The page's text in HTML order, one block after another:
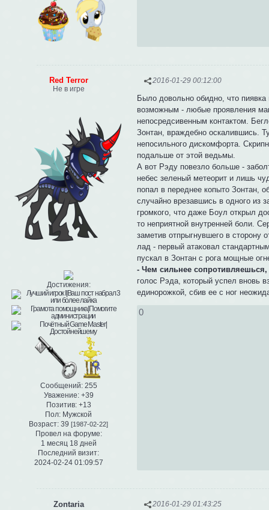
2016-01-29 00:12:00
Red Terror
Не в игре
Достижения:
Сообщений:255
Уважение: +39
Позитив: +13
Пол: Мужской
Возраст: 39 [1987-02-22]
Провел на форуме:
1 месяц 18 дней
Последний визит:
2024-02-24 01:09:57
Было довольно обидно, что
возможным - любые проявления
непосредсивенным контактом.
Зонтан, враждебно оскалившись.
непосильного дискомфорта.
подальше от этой ведьмы.
А вот Рэду повезло больше -
небес зеленый метеорит и лишь
попал в переднее копыто Зонтан,
случайно врезавшись в одного из
громкого, что даже Боул открыл
то неприятной внутренней боли.
заметив отпрыгнувшего в сторону
лад - первый атаковал
пускал в Зонтан с рога мощные
- Чем сильнее сопротивляешься,
голос Рэда, который успел вновь
единорожкой, сбив ее с ног
0
2016-01-29 01:43:25
Zontaria